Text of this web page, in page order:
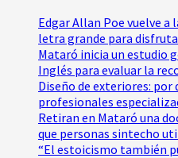
Edgar Allan Poe vuelve a
letra grande para
Mataró inicia un estudio
Inglés para evaluar la
Diseño de exteriores: por
profesionales
Retiran en Mataró una
que personas sintecho
“El estoicismo también